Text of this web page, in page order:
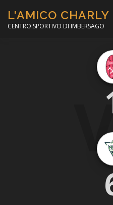
contenuto
L'AMICO CHARLY
CENTRO SPORTIVO DI IMBERSAGO